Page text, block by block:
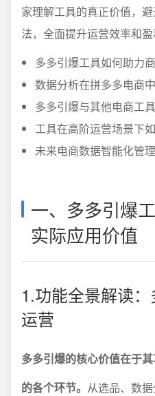
家理解工具的真正价值，
法，全面提升运营效率和盈
多多引爆工具如何助力
数据分析在拼多多电商
多多引爆与其他电商工
工具在高阶运营场景下
未来电商数据智能化管
一、多多引爆
实际应用价值
1.功能全景解读
运营
多多引爆的核心价值在于
的各个环节。 从选品、数